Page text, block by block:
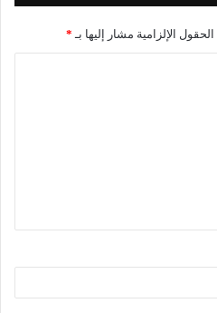
الحقول الإلزامية مشار إليها بـ *